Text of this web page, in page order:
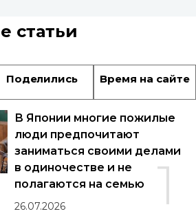
статьи
Поделились Время на сайте
1
В Японии многие пожилые
люди предпочитают
заниматься своими делами
в одиночестве и не
полагаются на семью
26.07.2026